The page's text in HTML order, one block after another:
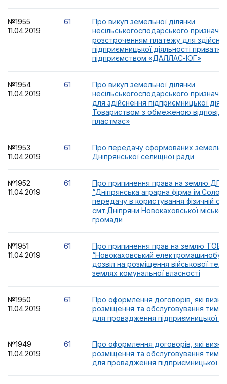
№1955
11.04.2019
61
Про викуп земельної ділянки
несільськогосподарського
розстроченням платежу для
підприємницької діяльності
підприємством «ДАЛЛАС-ЮГ»
№1954
11.04.2019
61
Про викуп земельної ділянки
несільськогосподарського
для здійснення підприємницької
Товариством з обмеженою
пластмас»
№1953
11.04.2019
61
Про передачу сформованих
Дніпрянської селищної ради
№1952
11.04.2019
61
Про припинення права на землю ДП
“Дніпрянська аграрна фірма
передачу в користування фізичній
смт.Дніпряни Новокаховської
громади
№1951
11.04.2019
61
Про припинення прав на землю ТОВ
“Новокаховський
дозвіл на розміщення військової
землях комунальної власності
№1950
11.04.2019
61
Про оформлення договорів, які
розміщення та обслуговування
для провадження підприємницької
№1949
11.04.2019
61
Про оформлення договорів, які
розміщення та обслуговування
для провадження підприємницької